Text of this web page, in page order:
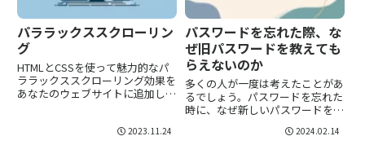
パララックススクローリン
グ
HTMLとCSSを使って魅力的なパ
ララックススクローリング効果を
あなたのウェブサイトに追加しま
2023.11.24
パスワードを忘れた際、な
ぜ旧パスワードを教えても
らえないのか
多くの人が一度は考えたことがあ
るでしょう。パスワードを忘れた
時に、なぜ新しいパスワードを設
パスワードを教えてくれないのは
2024.02.14